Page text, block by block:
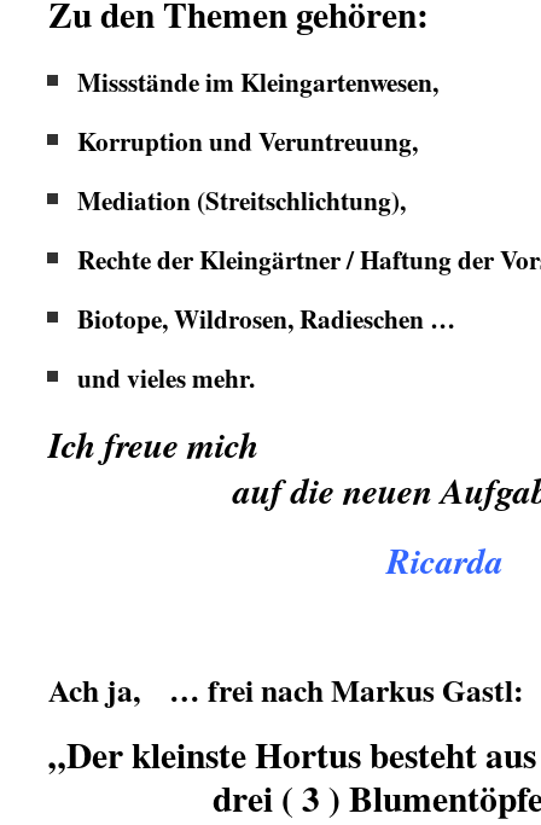
Zu den Themen gehören:
Missstände im Kleingartenwesen,
Korruption und Veruntreuung,
Mediation (Streitschlichtung),
Rechte der Kleingärtner / Haftung der
Biotope, Wildrosen, Radieschen …
und vieles mehr.
Ich freue mich
auf die neuen
Ricarda
Ach ja, … frei nach Markus Gastl:
„Der kleinste Hortus besteht aus
drei ( 3 )